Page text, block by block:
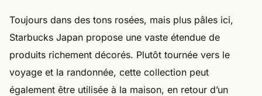
Toujours dans des tons rosées, mais plus pâles ici,
Starbucks Japan propose une vaste étendue de
produits richement décorés. Plutôt tournée vers le
voyage et la randonnée, cette collection peut
également être utilisée à la maison, en retour d’un